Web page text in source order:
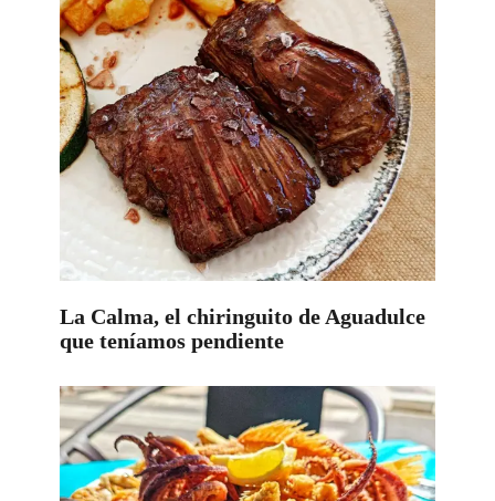
La Calma, el chiringuito de Aguadulce
que teníamos pendiente